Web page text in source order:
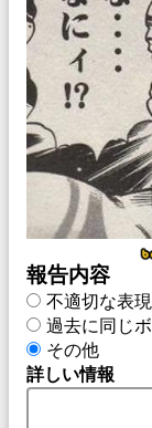
報告内容
不適切な表
過去に同じ
その他
詳しい情報